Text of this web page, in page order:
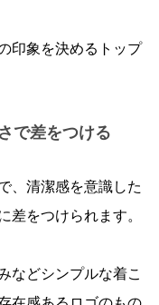
印象を決めるトップ
で差をつける
、清潔感を意識した
差をつけられます。
などシンプルな着こ